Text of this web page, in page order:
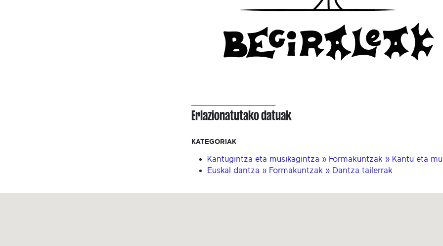
Erlazionatutako datuak
KATEGORIAK
Kantugintza eta musikagintza » Formakuntzak » Kantu eta
Euskal dantza » Formakuntzak » Dantza tailerrak